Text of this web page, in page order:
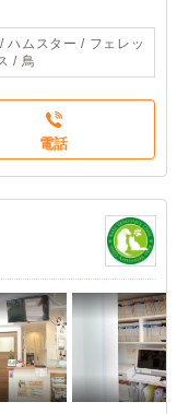
ハムスター / フェレッ
/ 鳥
電話